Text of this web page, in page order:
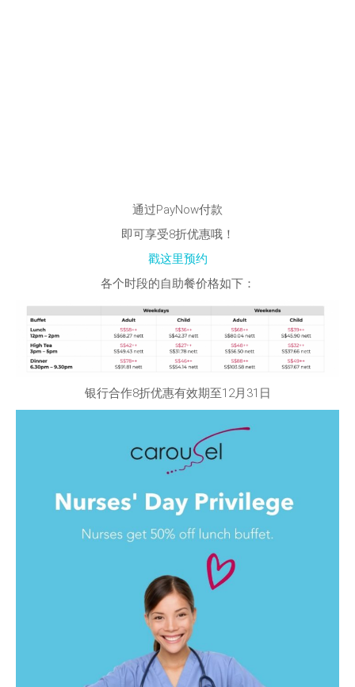
通过PayNow付款
即可享受8折优惠哦！
戳这里预约
各个时段的自助餐价格如下：
银行合作8折优惠有效期至12月31日